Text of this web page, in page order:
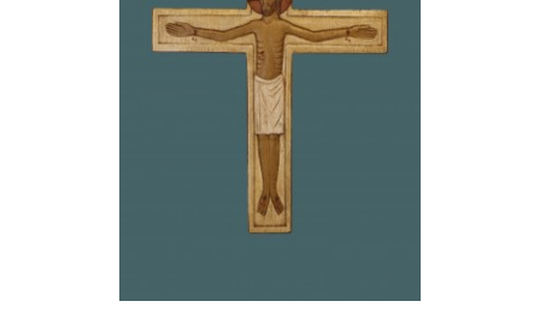
Cristo En La Cruz Grande -
Precio
243,00 €